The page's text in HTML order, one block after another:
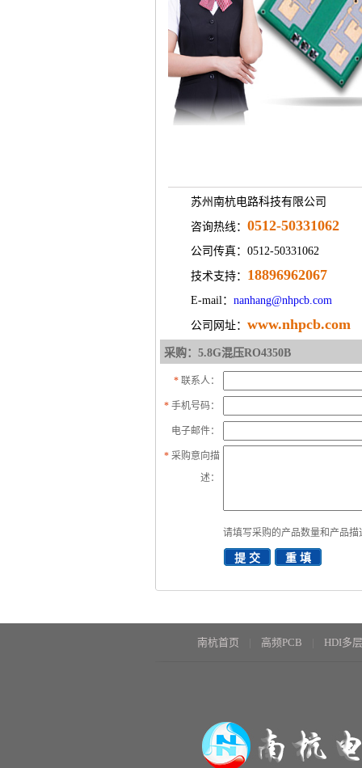
苏州南杭电路科技有限公司
咨询热线： 0512-50331062
公司传真：0512-50331062
技术支持： 18896962067
E-mail： nanhang@nhpcb.com
公司网址： www.nhpcb.com
采购：5.8G混压RO4350B
* 联系人：
* 手机号码：
电子邮件：
* 采购意向描
述：
请填写采购的产品数量和产品
南杭首页 高频PCB HDI多